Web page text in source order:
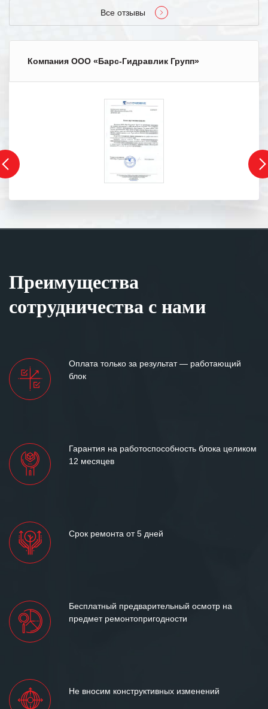
Все отзывы
Компания ООО «Барс-Гидравлик Групп»
Преимущества
сотрудничества с нами
Оплата только за результат — работающий
блок
Гарантия на работоспособность блока целиком
12 месяцев
Срок ремонта от 5 дней
Бесплатный предварительный осмотр на
предмет ремонтопригодности
Не вносим конструктивных изменений